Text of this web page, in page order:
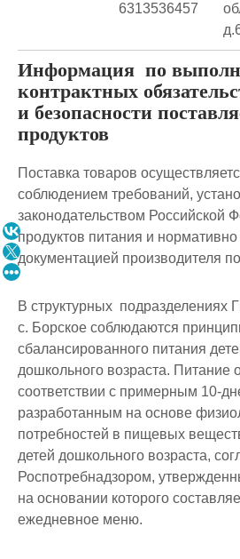
6313536457
Информация по
контрактных
и безопасности
продуктов
Поставка товаров
соблюдением требований,
законодательством Российской
продуктов питания и нормативно
документацией производителя
В структурных
с. Борское соблюдаются
сбалансированного питания
дошкольного возраста. Питание
соответствии с примерным 10-
разработанным на основе
потребностей в пищевых
детей дошкольного возраста,
Роспотребнадзором,
на основании которого
ежедневное меню.